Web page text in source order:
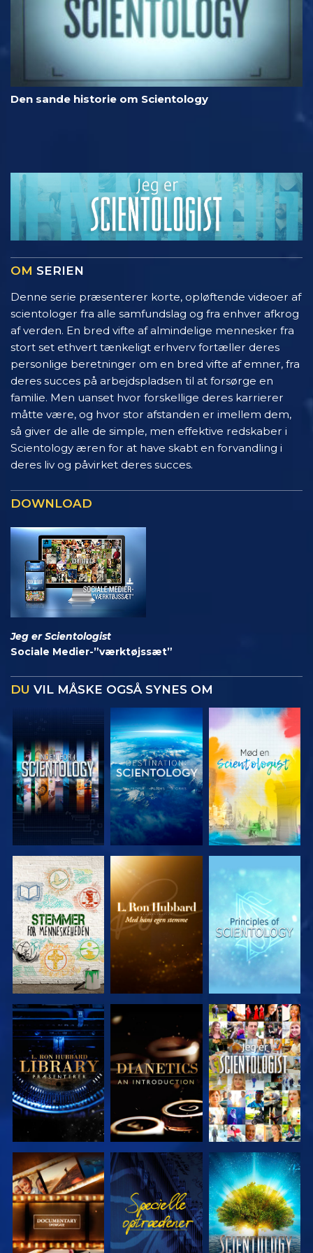
Den sande historie om Scientology
OM SERIEN
Denne serie præsenterer korte, opløftende videoer af
scientologer fra alle samfundslag og fra enhver afkrog
af verden. En bred vifte af almindelige mennesker fra
stort set ethvert tænkeligt erhverv fortæller deres
personlige beretninger om en bred vifte af emner, fra
deres succes på arbejdspladsen til at forsørge en
familie. Men uanset hvor forskellige deres karrierer
måtte være, og hvor stor afstanden er imellem dem,
så giver de alle de simple, men effektive redskaber i
Scientology æren for at have skabt en forvandling i
deres liv og påvirket deres succes.
DOWNLOAD
Jeg er Scientologist
Sociale Medier-”værktøjssæt”
DU VIL MÅSKE OGSÅ SYNES OM
UDFORSK
SERIEN
UDFORSK
SERIEN
UDFORSK
SERIEN
UDFORSK
SERIEN
UDFORSK
SERIEN
SE
UDFORSK
SERIEN
SE
UDFORSK
SERIEN